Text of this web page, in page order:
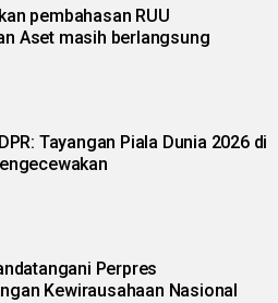
pembahasan RUU
Aset masih berlangsung
Tayangan Piala Dunia 2026 di
Perpres
Kewirausahaan Nasional